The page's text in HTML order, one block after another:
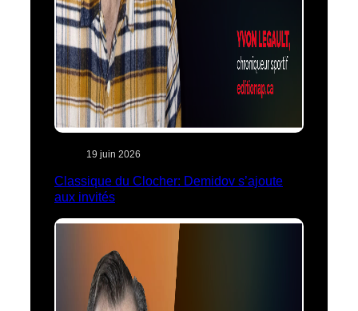
19 juin 2026
Classique du Clocher: Demidov s’ajoute
aux invités